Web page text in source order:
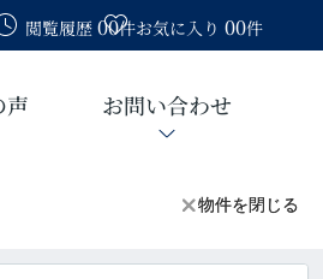
閲覧履歴 00件お気に入り 00件
声 お問い合わせ
物件を閉じる
物件を閉じる